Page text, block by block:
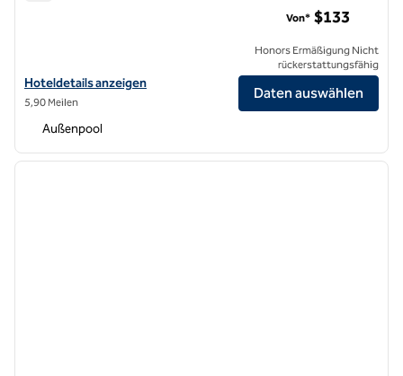
Hoteldetails für das Hilton Garden Inn Irvine Spectrum Lake Forest
Hoteldetails anzeigen
5,90 Meilen
Von* $133
Honors Ermäßigung Nicht
rückerstattungsfähig
Daten auswählen
Außenpool
1 von 12